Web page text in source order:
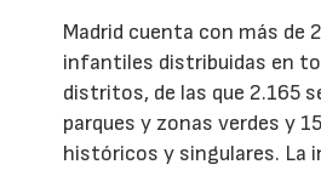
Madrid cuenta con más de
infantiles distribuidas en
distritos, de las que 2.165
parques y zonas verdes y
históricos y singulares. La